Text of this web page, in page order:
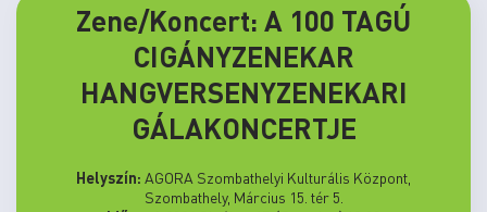
Zene/Koncert: A 100 TAGÚ
CIGÁNYZENEKAR
HANGVERSENYZENEKARI
GÁLAKONCERTJE
Helyszín: AGORA Szombathelyi Kulturális Központ,
Szombathely, Március 15. tér 5.